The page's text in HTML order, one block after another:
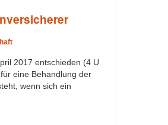
2017 entschieden (4 U
eine Behandlung der
wenn sich ein